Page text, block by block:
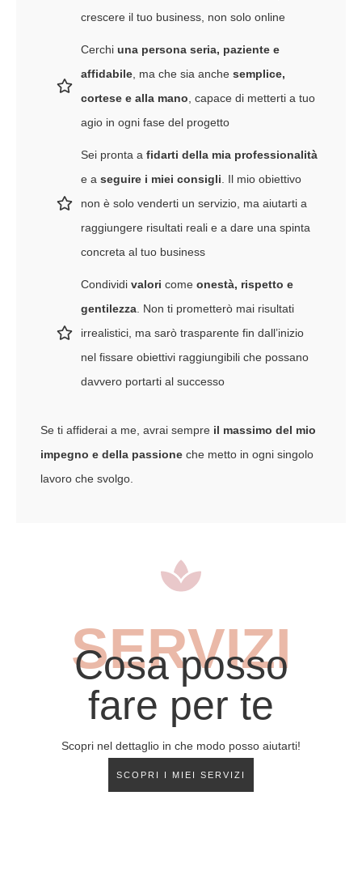
crescere il tuo business, non solo online
Cerchi una persona seria, paziente e
affidabile , ma che sia anche semplice,
cortese e alla mano , capace di metterti a tuo
agio in ogni fase del progetto
Sei pronta a fidarti della mia professionalità
e a seguire i miei consigli . Il mio obiettivo
non è solo venderti un servizio, ma aiutarti a
raggiungere risultati reali e a dare una spinta
concreta al tuo business
Condividi valori come onestà, rispetto e
gentilezza . Non ti prometterò mai risultati
irrealistici, ma sarò trasparente fin dall’inizio
nel fissare obiettivi raggiungibili che possano
davvero portarti al successo
Se ti affiderai a me, avrai sempre il massimo del mio
impegno e della passione che metto in ogni singolo
lavoro che svolgo.
SERVIZI
Cosa posso
fare per te
Scopri nel dettaglio in che modo posso aiutarti!
SCOPRI I MIEI SERVIZI